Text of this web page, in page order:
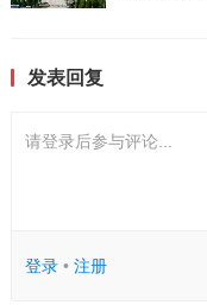
发表回复
请登录后参与评论...
登录• 注册